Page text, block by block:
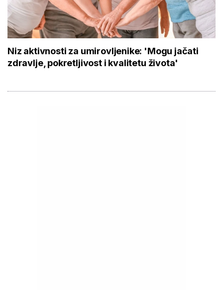
Niz aktivnosti za umirovljenike: 'Mogu jačati
zdravlje, pokretljivost i kvalitetu života'